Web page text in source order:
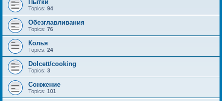
Пытки
Topics: 94
Обезглавливания
Topics: 76
Колья
Topics: 24
Dolcett/cooking
Topics: 3
Сожжение
Topics: 101